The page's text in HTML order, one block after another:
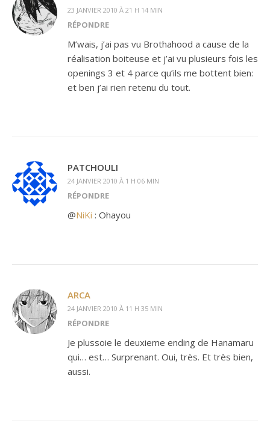
23 JANVIER 2010 À 21 H 14 MIN
RÉPONDRE
M’wais, j’ai pas vu Brothahood a cause de la
réalisation boiteuse et j’ai vu plusieurs fois les
openings 3 et 4 parce qu’ils me bottent bien:
et ben j’ai rien retenu du tout.
PATCHOULI
24 JANVIER 2010 À 1 H 06 MIN
RÉPONDRE
@NiKi : Ohayou
ARCA
24 JANVIER 2010 À 11 H 35 MIN
RÉPONDRE
Je plussoie le deuxieme ending de Hanamaru
qui… est… Surprenant. Oui, très. Et très bien,
aussi.